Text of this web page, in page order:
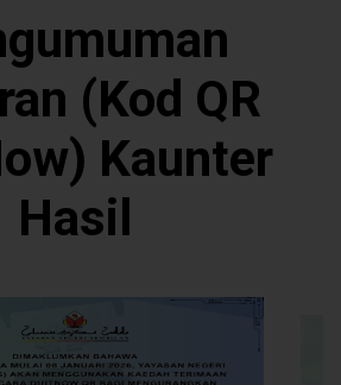
(Kod QR
Kaunter
Hasil